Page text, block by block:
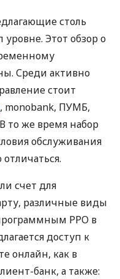
столь
Этот обзор о
Среди активно
стоит
, monobank, ПУМБ,
то же время набор
обслуживания
счет для
различные виды
РРО в
доступ к
онлайн, как в
банк, а также: